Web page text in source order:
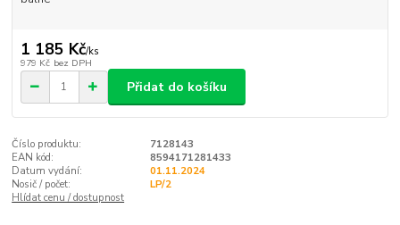
1 185 Kč/ks
979 Kč bez DPH
Přidat do košíku
Číslo produktu:
7128143
EAN kód:
8594171281433
Datum vydání:
01.11.2024
Nosič / počet:
LP/2
Hlídat cenu / dostupnost